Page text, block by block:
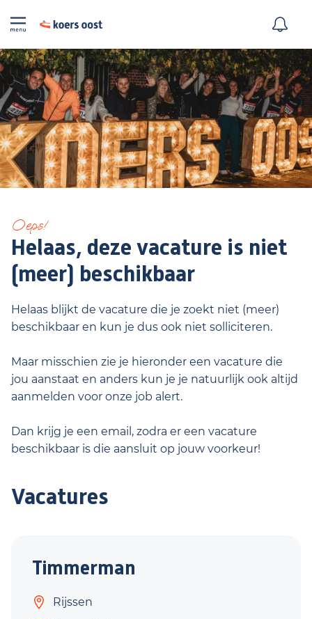
Oeps!
Helaas, deze vacature is niet
(meer) beschikbaar
Helaas blijkt de vacature die je zoekt niet (meer)
beschikbaar en kun je dus ook niet solliciteren.
Maar misschien zie je hieronder een vacature die
jou aanstaat en anders kun je je natuurlijk ook altijd
aanmelden voor onze job alert.
Dan krijg je een email, zodra er een vacature
beschikbaar is die aansluit op jouw voorkeur!
Vacatures
Timmerman
Rijssen